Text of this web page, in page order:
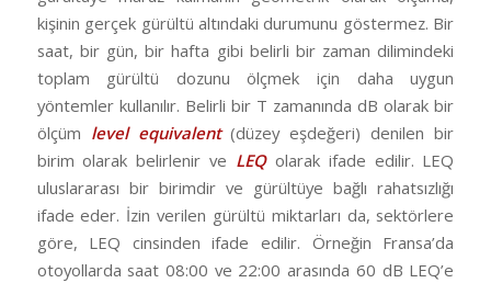
kişinin gerçek gürültü altındaki durumunu göstermez. Bir
saat, bir gün, bir hafta gibi belirli bir zaman dilimindeki
toplam gürültü dozunu ölçmek için daha uygun
yöntemler kullanılır. Belirli bir T zamanında dB olarak bir
ölçüm level equivalent(düzey eşdeğeri) denilen bir
birim olarak belirlenir ve LEQolarak ifade edilir. LEQ
uluslararası bir birimdir ve gürültüye bağlı rahatsızlığı
ifade eder. İzin verilen gürültü miktarları da, sektörlere
göre, LEQ cinsinden ifade edilir. Örneğin Fransa’da
otoyollarda saat 08:00 ve 22:00 arasında 60 dB LEQ’e